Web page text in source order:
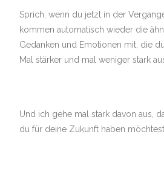
Sprich, wenn du jetzt in der
kommen automatisch wieder die
Gedanken und Emotionen mit, die
Mal stärker und mal weniger stark
Und ich gehe mal stark davon aus,
du für deine Zukunft haben